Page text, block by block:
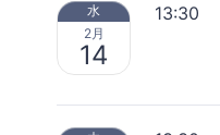
水
2月
14
13:30